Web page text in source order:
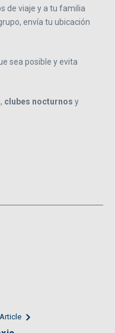
de viaje y a tu familia
envía tu ubicación
sea posible y evita
clubes nocturnos y